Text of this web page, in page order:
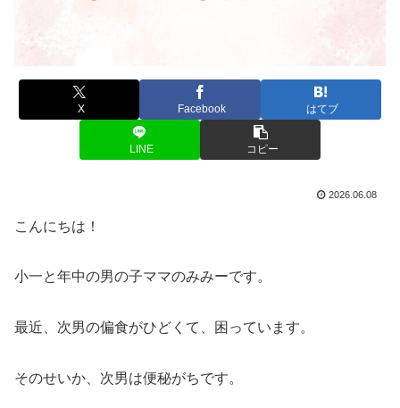
X Facebook はてブ
LINE コピー
2026.06.08
こんにちは！
小一と年中の男の子ママのみみーです。
最近、次男の偏食がひどくて、困っています。
そのせいか、次男は便秘がちです。